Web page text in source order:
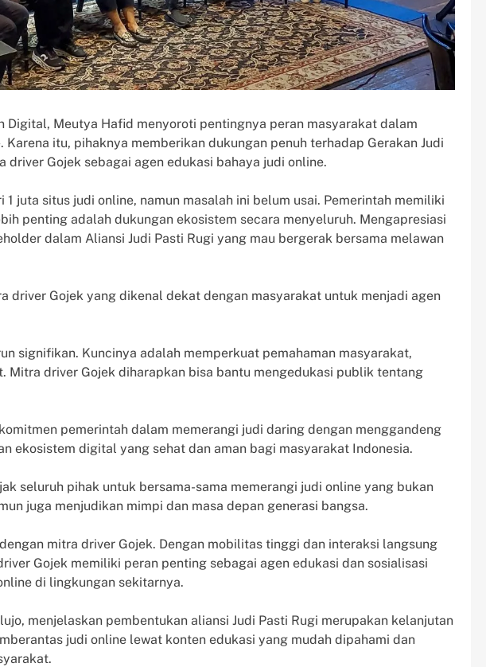
Digital, Meutya Hafid menyoroti pentingnya peran masyarakat dalam
itu, pihaknya memberikan dukungan penuh terhadap Gerakan Judi
driver Gojek sebagai agen edukasi bahaya judi online.
juta situs judi online, namun masalah ini belum usai. Pemerintah memiliki
penting adalah dukungan ekosistem secara menyeluruh. Mengapresiasi
dalam Aliansi Judi Pasti Rugi yang mau bergerak bersama melawan
driver Gojek yang dikenal dekat dengan masyarakat untuk menjadi agen
signifikan. Kuncinya adalah memperkuat pemahaman masyarakat,
Mitra driver Gojek diharapkan bisa bantu mengedukasi publik tentang
pemerintah dalam memerangi judi daring dengan menggandeng
ekosistem digital yang sehat dan aman bagi masyarakat Indonesia.
seluruh pihak untuk bersama-sama memerangi judi online yang bukan
juga menjudikan mimpi dan masa depan generasi bangsa.
mitra driver Gojek. Dengan mobilitas tinggi dan interaksi langsung
Gojek memiliki peran penting sebagai agen edukasi dan sosialisasi
di lingkungan sekitarnya.
menjelaskan pembentukan aliansi Judi Pasti Rugi merupakan kelanjutan
judi online lewat konten edukasi yang mudah dipahami dan